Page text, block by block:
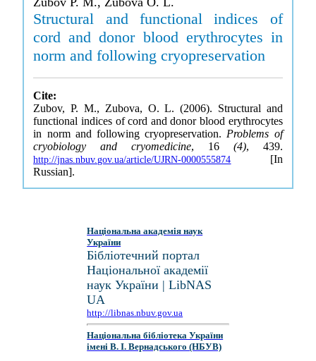
Structural and functional indices of
cord and donor blood erythrocytes in
norm and following cryopreservation
Cite:
Zubov, P. M., Zubova, O. L. (2006). Structural and
functional indices of cord and donor blood erythrocytes
in norm and following cryopreservation. Problems of
cryobiology and cryomedicine, 16 (4), 439.
http://jnas.nbuv.gov.ua/article/UJRN-0000555874 [In
Russian].
Національна академія наук
України
Бібліотечний портал
Національної академії
наук України | LibNAS
UA
http://libnas.nbuv.gov.ua
Національна бібліотека України
імені В. І. Вернадського (НБУВ)